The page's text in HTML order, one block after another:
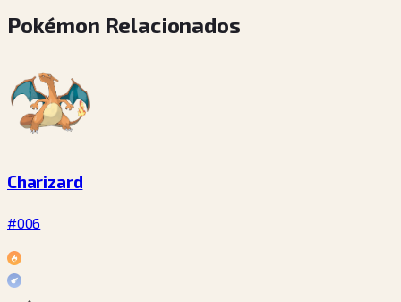
Pokémon Relacionados
Charizard
#006